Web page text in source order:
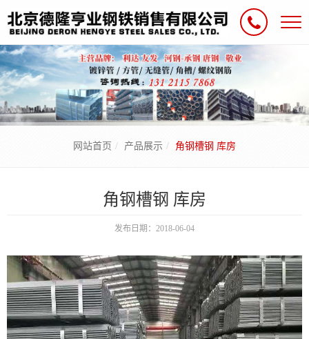
网站首页 产品展示 角钢槽钢 库房
角钢槽钢 库房
发布日期：2018-06-04